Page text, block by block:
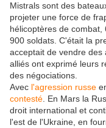
Mistrals sont des
projeter une force de
hélicoptères de
900 soldats. C'était la
acceptait de vendre des
alliés ont exprimé leurs
des négociations.
Avec l'agression russe
contesté . En Mars la
droit international et
l'est de l'Ukraine, en